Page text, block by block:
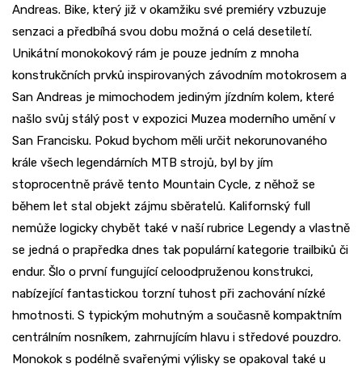
Andreas. Bike, který již v okamžiku své premiéry vzbuzuje
senzaci a předbíhá svou dobu možná o celá desetiletí.
Unikátní monokokový rám je pouze jedním z mnoha
konstrukčních prvků inspirovaných závodním motokrosem a
San Andreas je mimochodem jediným jízdním kolem, které
našlo svůj stálý post v expozici Muzea moderního umění v
San Francisku. Pokud bychom měli určit nekorunovaného
krále všech legendárních MTB strojů, byl by jím
stoprocentně právě tento Mountain Cycle, z něhož se
během let stal objekt zájmu sběratelů. Kalifornský full
nemůže logicky chybět také v naší rubrice Legendy a vlastně
se jedná o prapředka dnes tak populární kategorie trailbiků či
endur. Šlo o první fungující celoodpruženou konstrukci,
nabízející fantastickou torzní tuhost při zachování nízké
hmotnosti. S typickým mohutným a současně kompaktním
centrálním nosníkem, zahrnujícím hlavu i středové pouzdro.
Monokok s podélně svařenými výlisky se opakoval také u